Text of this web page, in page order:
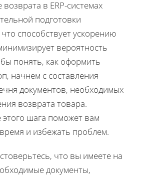
в ERP-системах
подготовки
способствует ускорению
вероятность
понять, как оформить
начнем с составления
документов, необходимых
возврата товара.
шага поможет вам
и избежать проблем.
что вы имеете на
документы,